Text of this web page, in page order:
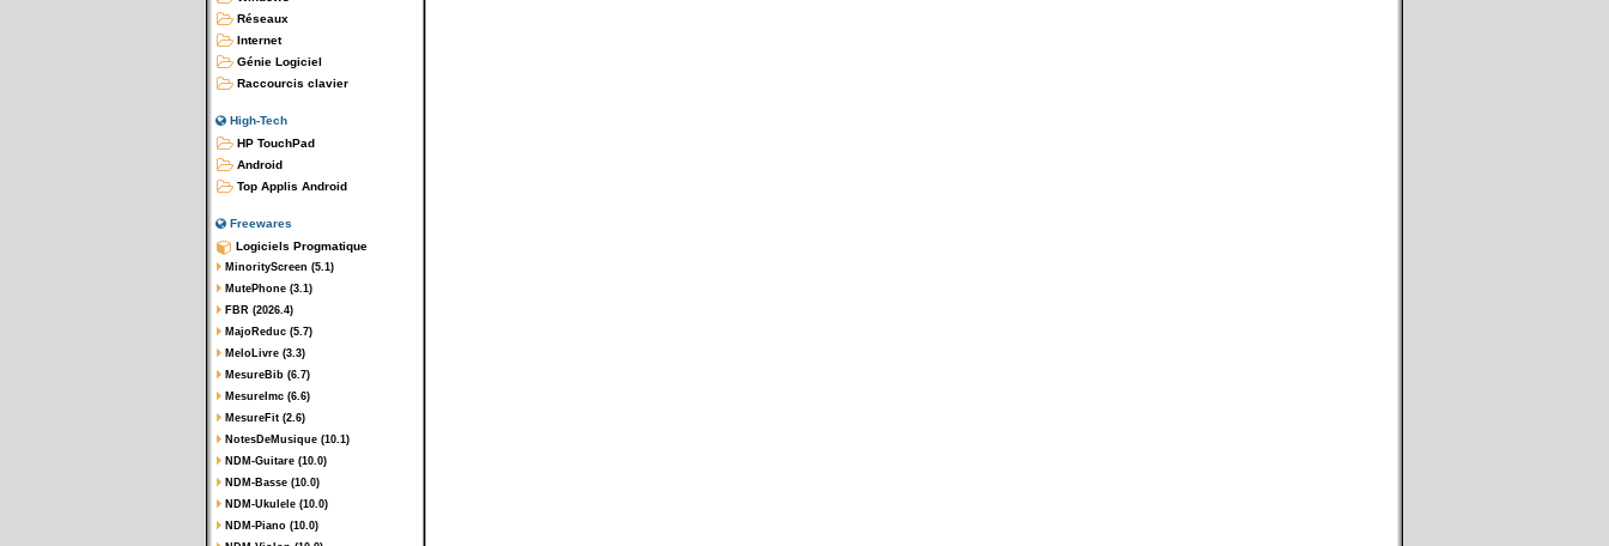
Réseaux
Internet
Génie Logiciel
Raccourcis clavier
High-Tech
HP TouchPad
Android
Top Applis Android
Freewares
Logiciels Progmatique
MinorityScreen (5.1)
MutePhone (3.1)
FBR (2026.4)
MajoReduc (5.7)
MeloLivre (3.3)
MesureBib (6.7)
MesureImc (6.6)
MesureFit (2.6)
NotesDeMusique (10.1)
NDM-Guitare (10.0)
NDM-Basse (10.0)
NDM-Ukulele (10.0)
NDM-Piano (10.0)